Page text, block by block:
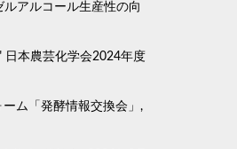
アルコール生産性の向
日本農芸化学会2024年度
ム「発酵情報交換会」,